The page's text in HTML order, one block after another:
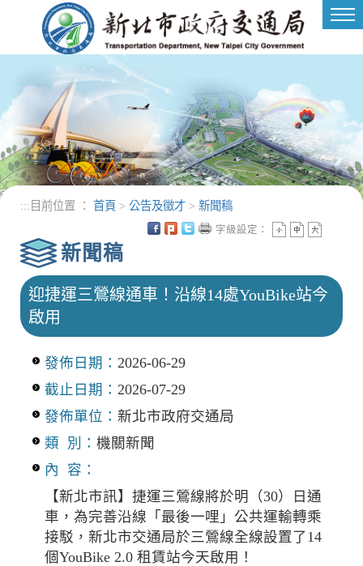
進入內容區塊
::: 目前位置 ： 首頁 > 公告及徵才 > 新聞稿
新聞稿
字級設定：
迎捷運三鶯線通車！沿線14處YouBike站今
啟用
發佈日期： 2026-06-29
截止日期： 2026-07-29
發佈單位： 新北市政府交通局
類 別： 機關新聞
內 容：
【新北市訊】捷運三鶯線將於明（30）日通
車，為完善沿線「最後一哩」公共運輸轉乘
接駁，新北市交通局於三鶯線全線設置了14
個YouBike 2.0 租賃站今天啟用！